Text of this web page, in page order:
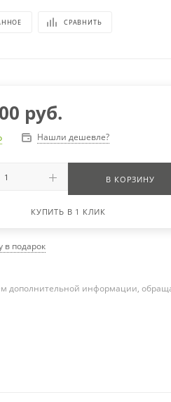
СРАВНИТЬ
руб.
Нашли дешевле?
В КОРЗИНУ
КУПИТЬ В 1 КЛИК
в подарок
дополнительной информации,